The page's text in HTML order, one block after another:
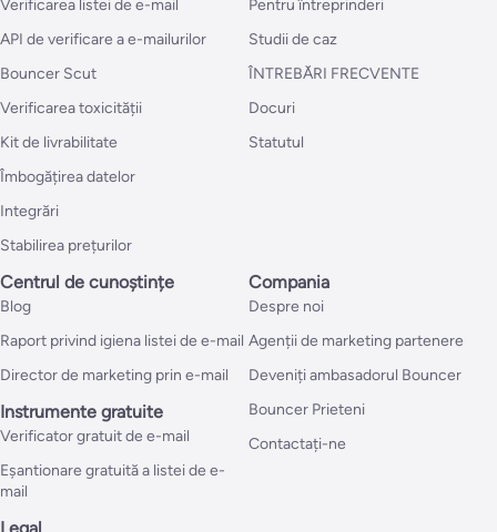
Verificarea listei de e-mail
API de verificare a e-mailurilor
Bouncer Scut
Verificarea toxicității
Kit de livrabilitate
Îmbogățirea datelor
Integrări
Stabilirea prețurilor
Pentru întreprinderi
Studii de caz
ÎNTREBĂRI FRECVENTE
Docuri
Statutul
Centrul de cunoștințe
Blog
Raport privind igiena listei de e-mail
Director de marketing prin e-mail
Instrumente gratuite
Verificator gratuit de e-mail
Eșantionare gratuită a listei de e-
mail
Compania
Despre noi
Agenții de marketing partenere
Deveniți ambasadorul Bouncer
Bouncer Prieteni
Contactați-ne